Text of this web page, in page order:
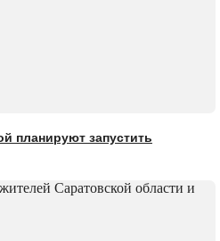
планируют запустить